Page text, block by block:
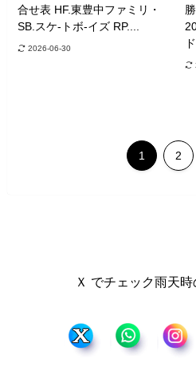
合せ表 HF.東豊中ファミリ・
SB.スケ-トボ-イズ RP....
2026-06-30
1 2
Ｘ でチェック雨天